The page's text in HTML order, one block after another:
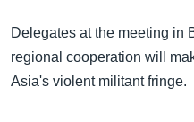
Delegates at the meeting in
regional cooperation will
Asia's violent militant fringe.